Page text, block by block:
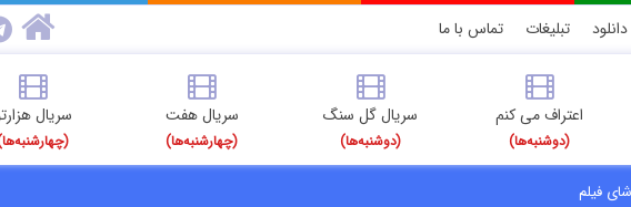
تبلیغات تماس با ما
اعتراف می کنم
(دوشنبه‌ها)
سریال گل سنگ
(دوشنبه‌ها)
سریال هفت
(چهارشنبه‌ها)
سریال
فیلم